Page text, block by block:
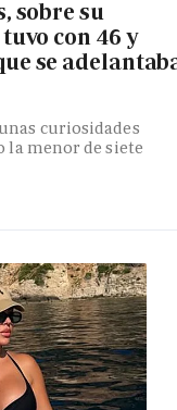
sobre su
con 46 y
se
curiosidades
la menor de siete